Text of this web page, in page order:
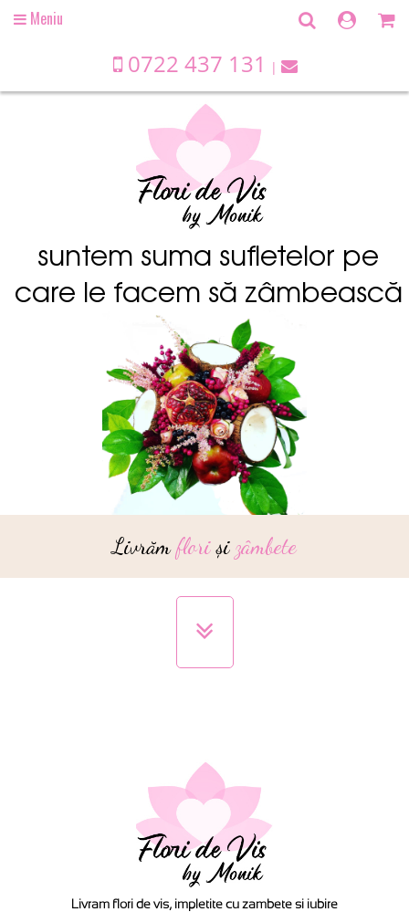
suntem suma sufletelor pe
care le facem să zâmbească
Livrămfloriși zâmbete
OpenMeniu
0722 437 131
Livram flori de vis, impletite cu zambete si iubire